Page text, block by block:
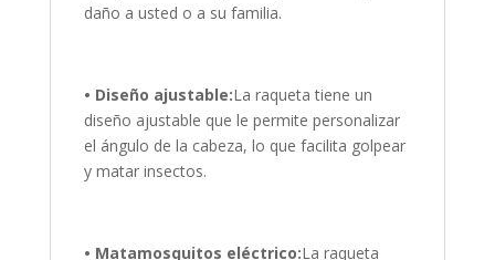
daño a usted o a su familia.
• Diseño ajustable:La raqueta tiene un
diseño ajustable que le permite personalizar
el ángulo de la cabeza, lo que facilita golpear
y matar insectos.
• Matamosquitos eléctrico:La raqueta